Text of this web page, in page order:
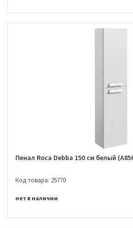
Пенал Roca Debba 150 см белый
Код товара: 25770
нет в наличии